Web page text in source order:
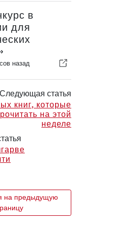
в
для
назад
Следующая статья
книг, которые
на этой
неделе
на предыдущую